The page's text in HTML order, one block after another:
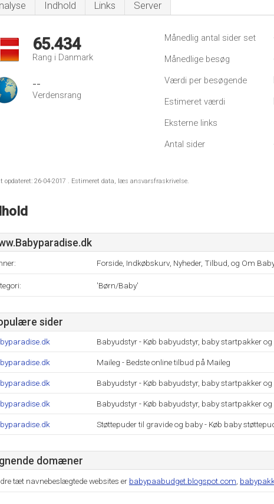
Indhold Links Server
65.434
Rang i Danmark
--
Verdensrang
Månedlig antal sider set
Månedlige besøg
Værdi per besøgende
Estimeret værdi
Eksterne links
Antal sider
opdateret: 26-04-2017 . Estimeret data, læs ansvarsfraskrivelse.
Forside, Indkøbskurv, Nyheder, Tilbud, og Om
'Børn/Baby'
sider
Babyudstyr - Køb babyudstyr, baby startpakker og
Maileg - Bedste online tilbud på Maileg
Babyudstyr - Køb babyudstyr, baby startpakker og
Babyudstyr - Køb babyudstyr, baby startpakker og
Støttepuder til gravide og baby - Køb baby
domæner
tæt navnebeslægtede websites er babypaabudget.blogspot.com